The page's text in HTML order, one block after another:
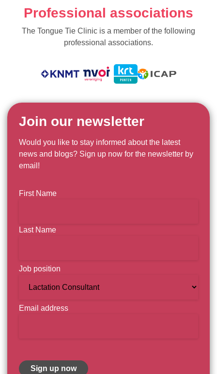
Professional associations
The Tongue Tie Clinic is a member of the following
professional associations.
Join our newsletter
Would you like to stay informed about the latest
news and blogs? Sign up now for the newsletter by
email!
Naam
First Name
Last Name
Job position
Email address